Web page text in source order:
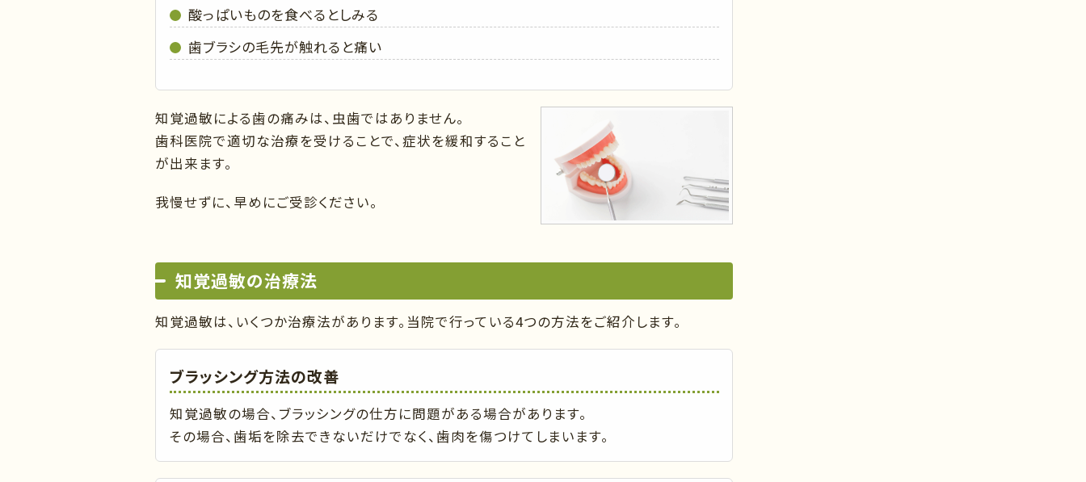
酸っぱいものを食べるとしみる
歯ブラシの毛先が触れると痛い
知覚過敏による歯の痛みは、虫歯ではありません。
歯科医院で適切な治療を受けることで、症状を緩和すること
が出来ます。
我慢せずに、早めにご受診ください。
知覚過敏の治療法
知覚過敏は、いくつか治療法があります。当院で行っている4つの方法をご紹介します。
ブラッシング方法の改善
知覚過敏の場合、ブラッシングの仕方に問題がある場合があります。
その場合、歯垢を除去できないだけでなく、歯肉を傷つけてしまいます。